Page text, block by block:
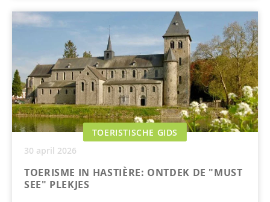
TOERISTISCHE GIDS
30 april 2026
TOERISME IN HASTIÈRE: ONTDEK DE "MUST
SEE" PLEKJES